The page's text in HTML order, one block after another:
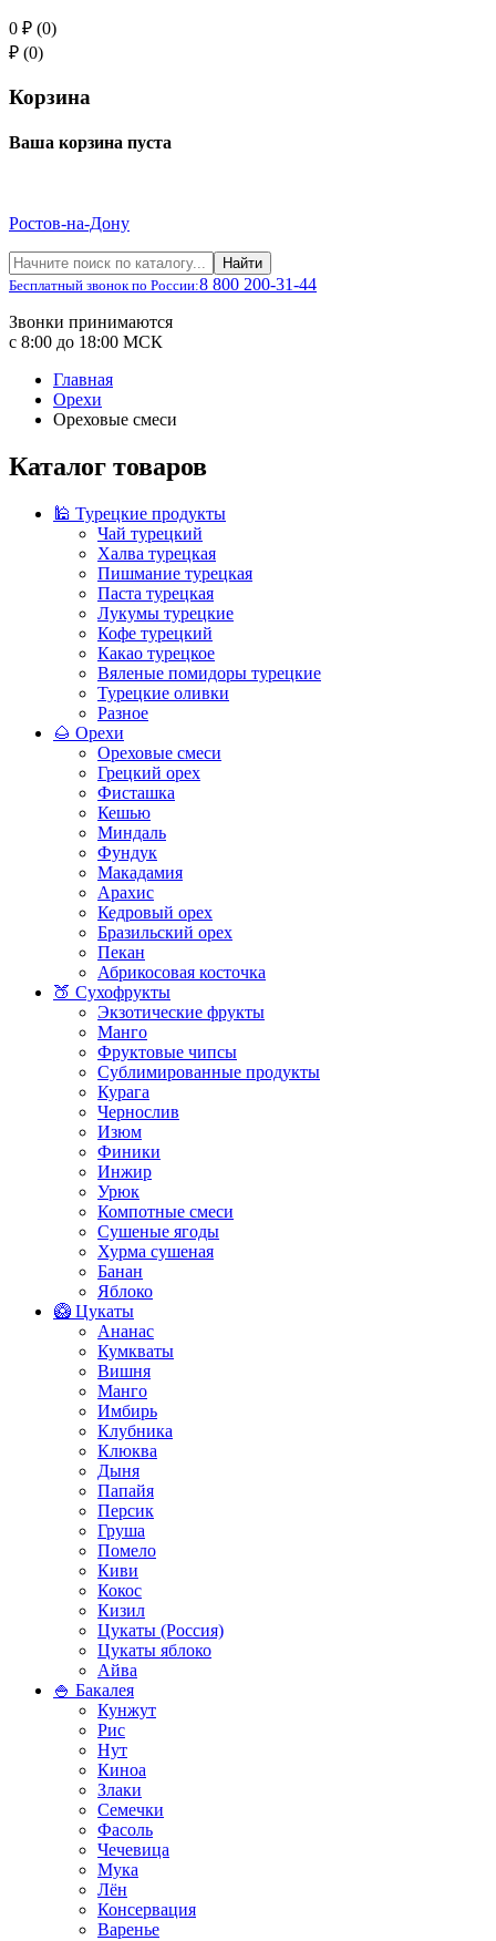
0 ₽ (0)
₽ (0)
Корзина
Ваша корзина пуста
Ростов-на-Дону
Найти
Бесплатный звонок по России:8 800 200-31-44
Звонки принимаются
с 8:00 до 18:00 МСК
Главная
Орехи
Ореховые смеси
Каталог товаров
🕌 Турецкие продукты
Чай турецкий
Халва турецкая
Пишмание турецкая
Паста турецкая
Лукумы турецкие
Кофе турецкий
Какао турецкое
Вяленые помидоры турецкие
Турецкие оливки
Разное
🌰 Орехи
Ореховые смеси
Грецкий орех
Фисташка
Кешью
Миндаль
Фундук
Макадамия
Арахис
Кедровый орех
Бразильский орех
Пекан
Абрикосовая косточка
🍑 Сухофрукты
Экзотические фрукты
Манго
Фруктовые чипсы
Сублимированные продукты
Курага
Чернослив
Изюм
Финики
Инжир
Урюк
Компотные смеси
Сушеные ягоды
Хурма сушеная
Банан
Яблоко
🥝 Цукаты
Ананас
Кумкваты
Вишня
Манго
Имбирь
Клубника
Клюква
Дыня
Папайя
Персик
Груша
Помело
Киви
Кокос
Кизил
Цукаты (Россия)
Цукаты яблоко
Айва
🍚 Бакалея
Кунжут
Рис
Нут
Киноа
Злаки
Семечки
Фасоль
Чечевица
Мука
Лён
Консервация
Варенье